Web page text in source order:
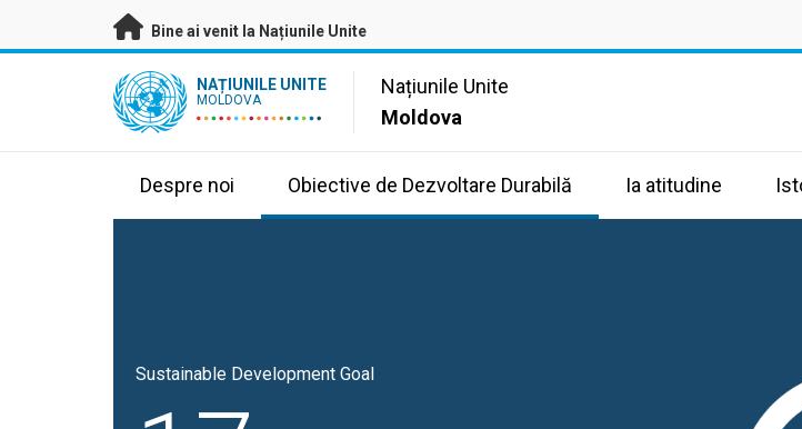
A trece la conținutul principal
Bine ai venit la Națiunile Unite
UN Logo NAȚIUNILE UNITE
MOLDOVA
Națiunile Unite
Moldova
Despre noi Obiective de Dezvoltare Durabilă Ia atitudine
Sustainable Development Goal